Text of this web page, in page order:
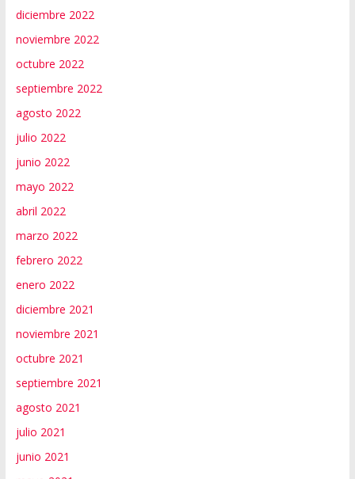
diciembre 2022
noviembre 2022
octubre 2022
septiembre 2022
agosto 2022
julio 2022
junio 2022
mayo 2022
abril 2022
marzo 2022
febrero 2022
enero 2022
diciembre 2021
noviembre 2021
octubre 2021
septiembre 2021
agosto 2021
julio 2021
junio 2021